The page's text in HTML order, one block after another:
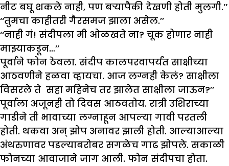
नीट बघू शकले नाही, पण बऱ्यापैकी देखणी होती मुलगी.’’
‘‘तुमचा काहीतरी गैरसमज झाला असेल.’’
‘‘नाही गं! संदीपला मी ओळखते ना? चूक होणार नाही
माझ्याकडून…’’
पूर्वाने फोन ठेवला. संदीप कालपरवापर्यंत साक्षीच्या
आठवणीने हळवा व्हायचा. आज लग्नही केलं? साक्षीला
विसरले ते सहा महिनेच तर झालेत साक्षीला जाऊन?’’
पूर्वाला अजूनही तो दिवस आठवतोय. रात्री उशिराच्या
गाडीने ती भावाच्या लग्नाहून आपल्या गावी परतली
होती. थकवा अन् झोप अनावर झाली होती. आल्याआल्या
अंथरुणावर पडल्याबरोबर सगळेच गाढ झोपले. सकाळी
फोनच्या आवाजाने जाग आली. फोन संदीपचा होता.